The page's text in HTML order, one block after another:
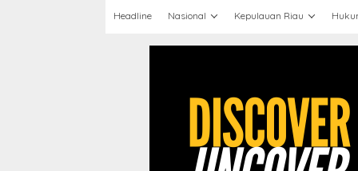
Headline Nasional Kepulauan Riau